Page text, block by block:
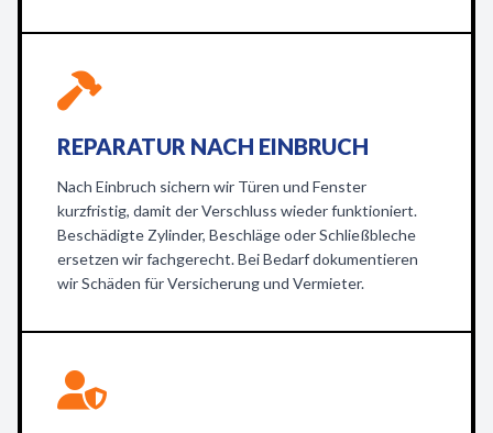
REPARATUR NACH EINBRUCH
Nach Einbruch sichern wir Türen und Fenster
kurzfristig, damit der Verschluss wieder funktioniert.
Beschädigte Zylinder, Beschläge oder Schließbleche
ersetzen wir fachgerecht. Bei Bedarf dokumentieren
wir Schäden für Versicherung und Vermieter.